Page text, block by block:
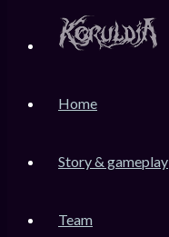
Home
Story & gameplay
Team